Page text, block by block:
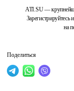
ATI.SU —
Зарегистрируйтесь
на
Поделиться